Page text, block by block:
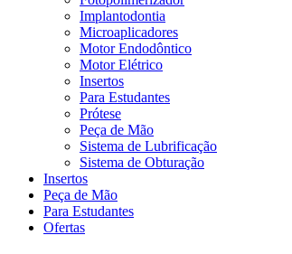
Implantodontia
Microaplicadores
Motor Endodôntico
Motor Elétrico
Insertos
Para Estudantes
Prótese
Peça de Mão
Sistema de Lubrificação
Sistema de Obturação
Insertos
Peça de Mão
Para Estudantes
Ofertas